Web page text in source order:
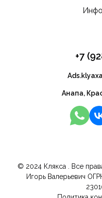
+7
Анапа,
© 2024 Клякса . Все
Игорь Валерьевич